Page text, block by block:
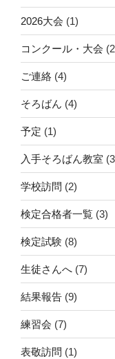
2026大会 (1)
コンクール・大会
ご連絡 (4)
そろばん (4)
予定 (1)
入手そろばん教室
学校訪問 (2)
検定合格者一覧 (3)
検定試験 (8)
生徒さんへ (7)
結果報告 (9)
練習会 (7)
表敬訪問 (1)